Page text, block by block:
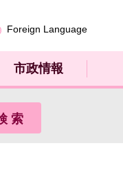
Foreign Language
市政情報